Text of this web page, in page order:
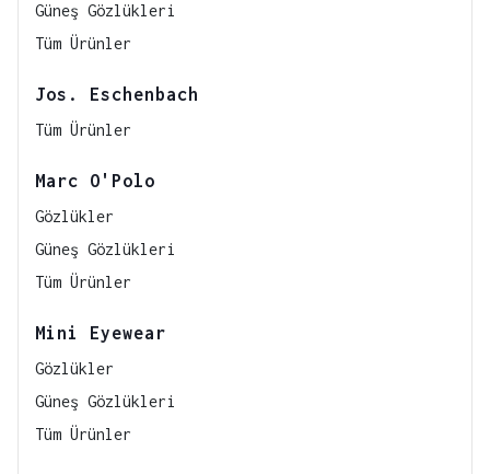
Güneş Gözlükleri
Tüm Ürünler
Jos. Eschenbach
Tüm Ürünler
Marc O'Polo
Gözlükler
Güneş Gözlükleri
Tüm Ürünler
Mini Eyewear
Gözlükler
Güneş Gözlükleri
Tüm Ürünler